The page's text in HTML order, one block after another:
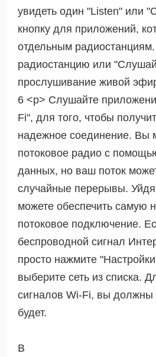
увидеть один "Listen" или
кнопку для приложений,
отдельным
радиостанцию ​​или
прослушивание живой
6 <р> Слушайте
Fi", для того, чтобы
надежное соединение. Вы
потоковое радио с
данных, но ваш поток
случайные перерывы.
можете обеспечить самую
потоковое подключение.
беспроводной сигнал
просто нажмите
выберите сеть из списка.
сигналов Wi-Fi, вы должны
будет.
В